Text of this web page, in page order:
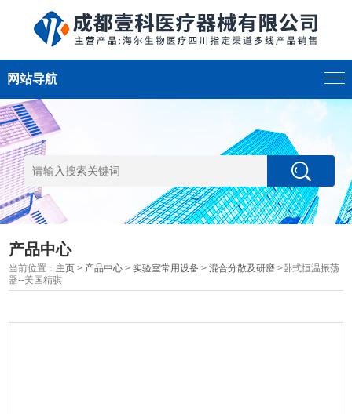
网站导航
产品中心
当前位置： 主页 > 产品中心 >实验室常用设备 >混合分散及研磨 >卧式恒温振荡
器--美国精骐